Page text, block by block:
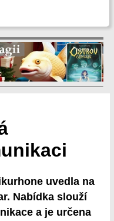
uvedla na
Nabídka slouží
a je určena